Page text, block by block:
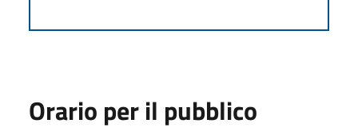
Orario per il pubblico